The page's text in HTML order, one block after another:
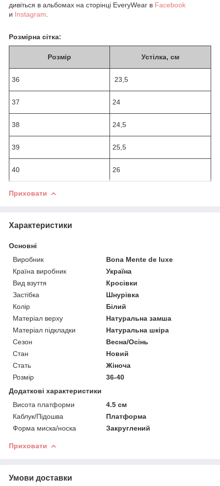
дивіться в альбомах на сторінці EveryWear в Facebook
и Instagram
Розмірна сітка:
Розмір Устілка, см
36 23,5
37 24
38 24,5
39 25,5
40 26
Приховати
Характеристики
Основні
Виробник
Bona Mente de luxe
Країна виробник
Україна
Вид взуття
Кросівки
Застібка
Шнурівка
Колір
Білий
Матеріал верху
Натуральна замша
Матеріал підкладки
Натуральна шкіра
Сезон
Весна/Осінь
Стан
Новий
Стать
Жіноча
Розмір
36-40
Додаткові характеристики
Висота платформи
4.5 см
Каблук/Підошва
Платформа
Форма миска/носка
Закруглений
Приховати
Умови доставки